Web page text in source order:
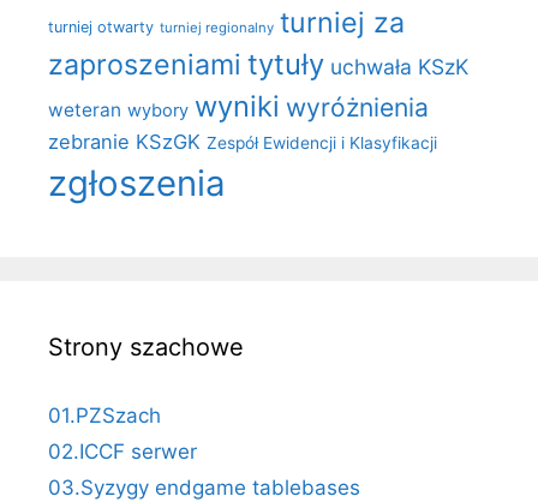
turniej otwarty turniej regionalny turniej za
zaproszeniami tytuły uchwała KSzK
weteran wybory wyniki wyróżnienia
zebranie KSzGK Zespół Ewidencji i Klasyfikacji
zgłoszenia
Strony szachowe
01.PZSzach
02.ICCF serwer
03.Syzygy endgame tablebases